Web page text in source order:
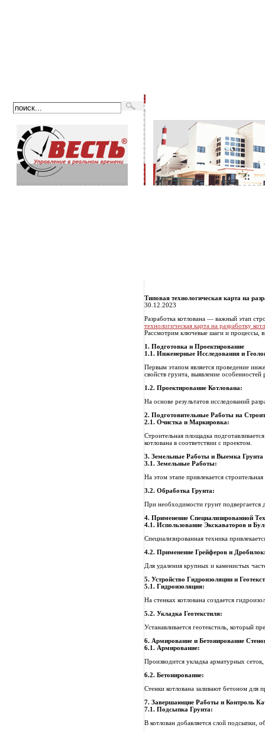
Типовая технологическая карта на
30.12.2023
Разработка котлована — важный этап
технологическая карта на разработку
Рассмотрим ключевые шаги и процессы,
1. Подготовка и Проектирование
1.1. Инженерные Исследования и
Первым этапом является проведение
свойств грунта, выявление
1.2. Проектирование Котлована:
На основе результатов исследований
2. Подготовительные Работы на
2.1. Очистка и Маркировка:
Строительная площадка
котлована в соответствии с проектом.
3. Земельные Работы и Выемка Грунта
3.1. Земельные Работы:
На этом этапе привлекается
3.2. Обработка Грунта:
При необходимости грунт подвергается
4. Применение Специализированной
4.1. Использование Экскаваторов и
Специализированная техника
4.2. Применение Грейферов и
Для удаления крупных и каменистых
5. Устройство Гидроизоляции и
5.1. Гидроизоляция:
На стенках котлована создается
5.2. Укладка Геотекстиля:
Устанавливается геотекстиль, который
6. Армирование и Бетонирование
6.1. Армирование:
Производится укладка арматурных
6.2. Бетонирование:
Стенки котлована заливают бетоном для
7. Завершающие Работы и Контроль
7.1. Подсыпка Грунта:
В котлован добавляется слой подсыпки,